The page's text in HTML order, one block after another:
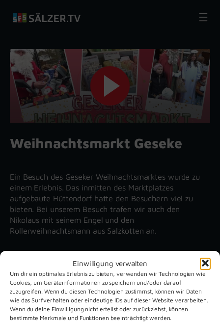
Einwilligung verwalten
Um dir ein optimales Erlebnis zu bieten, verwenden wir Technologien wie
Cookies, um Geräteinformationen zu speichern und/oder darauf
zuzugreifen. Wenn du diesen Technologien zustimmst, können wir Daten
wie das Surfverhalten oder eindeutige IDs auf dieser Website verarbeiten.
Wenn du deine Einwilligung nicht erteilst oder zurückziehst, können
bestimmte Merkmale und Funktionen beeinträchtigt werden.
Inhalt
springen
Weihnachtsmarkt Geseke
Ein Besuch des Geseker Weihnachtsmarktes wurde zu
einem Erlebnis. Das inmitten des Marktplatzes
aufgebaute Hüttendorf hatte den Besuchern viel zu
bieten. Bei unserem Besuch trafen wir auch den
Nikolaus mit seinem Engel und den
Rollerweihnachtsmann aus Salzkotten an.
Unsere aktuellen Reportagen
Schützenfest
Verne 2026
Dreckburg